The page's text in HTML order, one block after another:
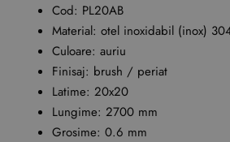
Cod: PL20AB
Material: otel inoxidabil (inox)
Culoare: auriu
Finisaj: brush / periat
Latime: 20x20
Lungime: 2700 mm
Grosime: 0.6 mm